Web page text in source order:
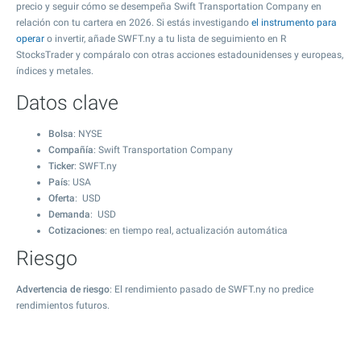
precio y seguir cómo se desempeña Swift Transportation Company en
relación con tu cartera en 2026. Si estás investigando el instrumento para
operar o invertir, añade SWFT.ny a tu lista de seguimiento en R
StocksTrader y compáralo con otras acciones estadounidenses y europeas,
índices y metales.
Datos clave
Bolsa: NYSE
Compañía: Swift Transportation Company
Ticker: SWFT.ny
País: USA
Oferta: USD
Demanda: USD
Cotizaciones: en tiempo real, actualización automática
Riesgo
Advertencia de riesgo: El rendimiento pasado de SWFT.ny no predice
rendimientos futuros.